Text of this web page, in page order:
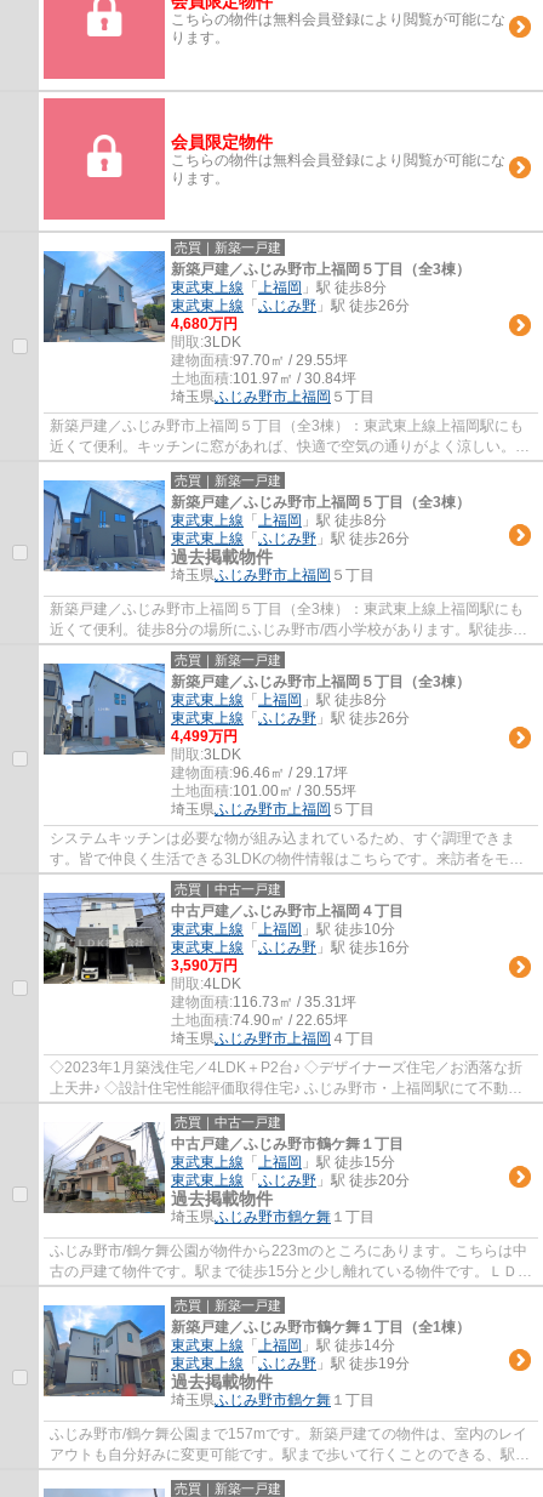
こちらの物件は無料会員登録により閲覧が可能にな
ります。
会員限定物件
こちらの物件は無料会員登録により閲覧が可能にな
ります。
売買｜新築一戸建
新築戸建／ふじみ野市上福岡５丁目（全3棟）
東武東上線 「 上福岡 」駅 徒歩8分
東武東上線 「 ふじみ野 」駅 徒歩26分
4,680万円
間取:3LDK
建物面積:97.70㎡ / 29.55坪
土地面積:101.97㎡ / 30.84坪
埼玉県ふじみ野市上福岡 ５丁目
新築戸建／ふじみ野市上福岡５丁目（全3棟）：東武東上線上福岡駅にも
近くて便利。キッチンに窓があれば、快適で空気の通りがよく涼しい。南
東向きの物件をお探しの方、コチラよりご覧...
売買｜新築一戸建
新築戸建／ふじみ野市上福岡５丁目（全3棟）
東武東上線 「 上福岡 」駅 徒歩8分
東武東上線 「 ふじみ野 」駅 徒歩26分
過去掲載物件
埼玉県ふじみ野市上福岡 ５丁目
新築戸建／ふじみ野市上福岡５丁目（全3棟）：東武東上線上福岡駅にも
近くて便利。徒歩8分の場所にふじみ野市/西小学校があります。駅徒歩8
分の物件です。ベタ基礎による建築の為、床...
売買｜新築一戸建
新築戸建／ふじみ野市上福岡５丁目（全3棟）
東武東上線 「 上福岡 」駅 徒歩8分
東武東上線 「 ふじみ野 」駅 徒歩26分
4,499万円
間取:3LDK
建物面積:96.46㎡ / 29.17坪
土地面積:101.00㎡ / 30.55坪
埼玉県ふじみ野市上福岡 ５丁目
システムキッチンは必要な物が組み込まれているため、すぐ調理できま
す。皆で仲良く生活できる3LDKの物件情報はこちらです。来訪者をモニ
ターで確認できるTVインターホン付きです。駅...
売買｜中古一戸建
中古戸建／ふじみ野市上福岡４丁目
東武東上線 「 上福岡 」駅 徒歩10分
東武東上線 「 ふじみ野 」駅 徒歩16分
3,590万円
間取:4LDK
建物面積:116.73㎡ / 35.31坪
土地面積:74.90㎡ / 22.65坪
埼玉県ふじみ野市上福岡 ４丁目
◇2023年1月築浅住宅／4LDK＋P2台♪ ◇デザイナーズ住宅／お洒落な折
上天井♪ ◇設計住宅性能評価取得住宅♪ ふじみ野市・上福岡駅にて不動産
をお探しなら、ＬＤＫ(株)におまかせください。...
売買｜中古一戸建
中古戸建／ふじみ野市鶴ケ舞１丁目
東武東上線 「 上福岡 」駅 徒歩15分
東武東上線 「 ふじみ野 」駅 徒歩20分
過去掲載物件
埼玉県ふじみ野市鶴ケ舞 １丁目
ふじみ野市/鶴ケ舞公園が物件から223mのところにあります。こちらは中
古の戸建て物件です。駅まで徒歩15分と少し離れている物件です。ＬＤＫ
では、ふじみ野市にある不動産情報を豊富に...
売買｜新築一戸建
新築戸建／ふじみ野市鶴ケ舞１丁目（全1棟）
東武東上線 「 上福岡 」駅 徒歩14分
東武東上線 「 ふじみ野 」駅 徒歩19分
過去掲載物件
埼玉県ふじみ野市鶴ケ舞 １丁目
ふじみ野市/鶴ケ舞公園まで157mです。新築戸建ての物件は、室内のレイ
アウトも自分好みに変更可能です。駅まで歩いて行くことのできる、駅徒
歩15分の物件です。室内環境まで左右する基...
売買｜新築一戸建